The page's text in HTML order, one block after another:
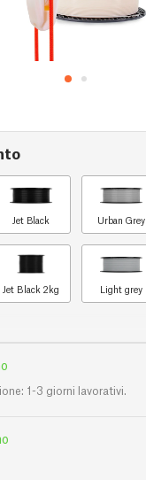
Jet Black Urban Grey
Jet Black 2kg Light grey
1-3 giorni lavorativi.